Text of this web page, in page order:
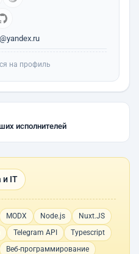
на профиль
исполнителей
и IT
MODX Node.js
Nuxt.JS
Telegram API
Typescript
Веб-программирование